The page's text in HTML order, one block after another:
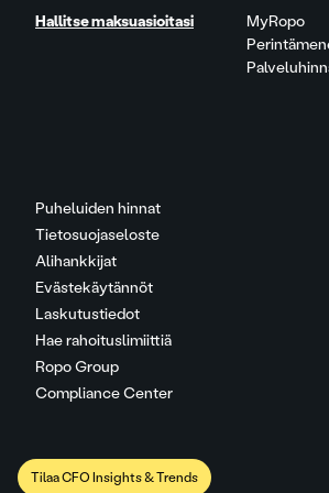
Puheluiden hinnat
Tietosuojaseloste
Alihankkijat
Evästekäytännöt
Laskutustiedot
Hae rahoituslimiittiä
Ropo Group
Compliance Center
Hallitse maksuasioitasi
MyRopo
Tilaa CFO Insights & Trends